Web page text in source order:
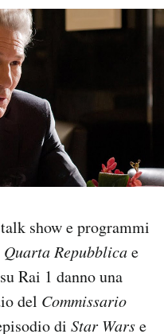
Altrecose
Mondiali calcio 2026
show e programmi
Quarta Repubblicae
Rai 1 danno una
del Commissario
di Star Warse